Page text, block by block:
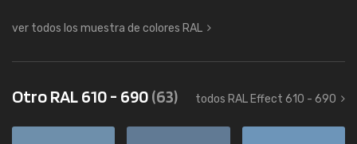
ver todos los muestra de colores RAL
Otro RAL 610 - 690(63) todos RAL Effect 610 - 690